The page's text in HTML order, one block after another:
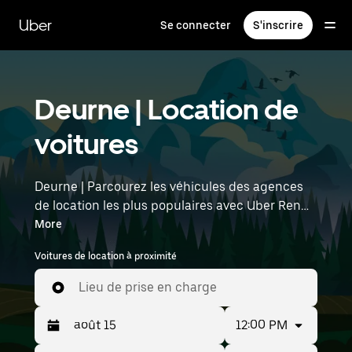
contenu
principal
Uber Se connecter S'inscrire
Deurne | Location de
voitures
Deurne | Parcourez les véhicules des agences
de location les plus populaires avec Uber Rent.
Des voitures électriques aux berlines de luxe en
passant par les SUV, vous trouverez des
véhicules adaptés aux voyageurs en solo et aux
groupes comptant jusqu'à sept personnes.
Saisissez l'heure et l'emplacement (par
exemple : Brussels Airport) pour trouver des
voitures de location à proximité.
More
Voitures de location à proximité
Lieu de prise en charge
12:00 PM